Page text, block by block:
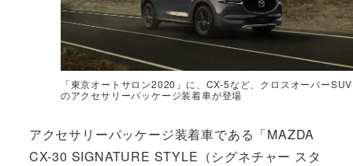
「東京オートサロン2020」に、CX-5など、クロスオーバーSUV
のアクセサリーパッケージ装着車が登場
アクセサリーパッケージ装着車である「MAZDA
CX-30 SIGNATURE STYLE（シグネチャー スタ